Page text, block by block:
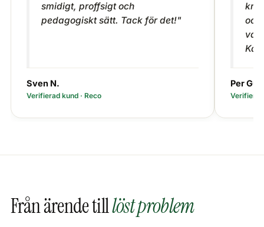
smidigt, proffsigt och
pedagogiskt sätt. Tack för det!"
Sven N.
Verifierad kund · Reco
och
var
Per
Verifierad
Från ärende tilllöst problem